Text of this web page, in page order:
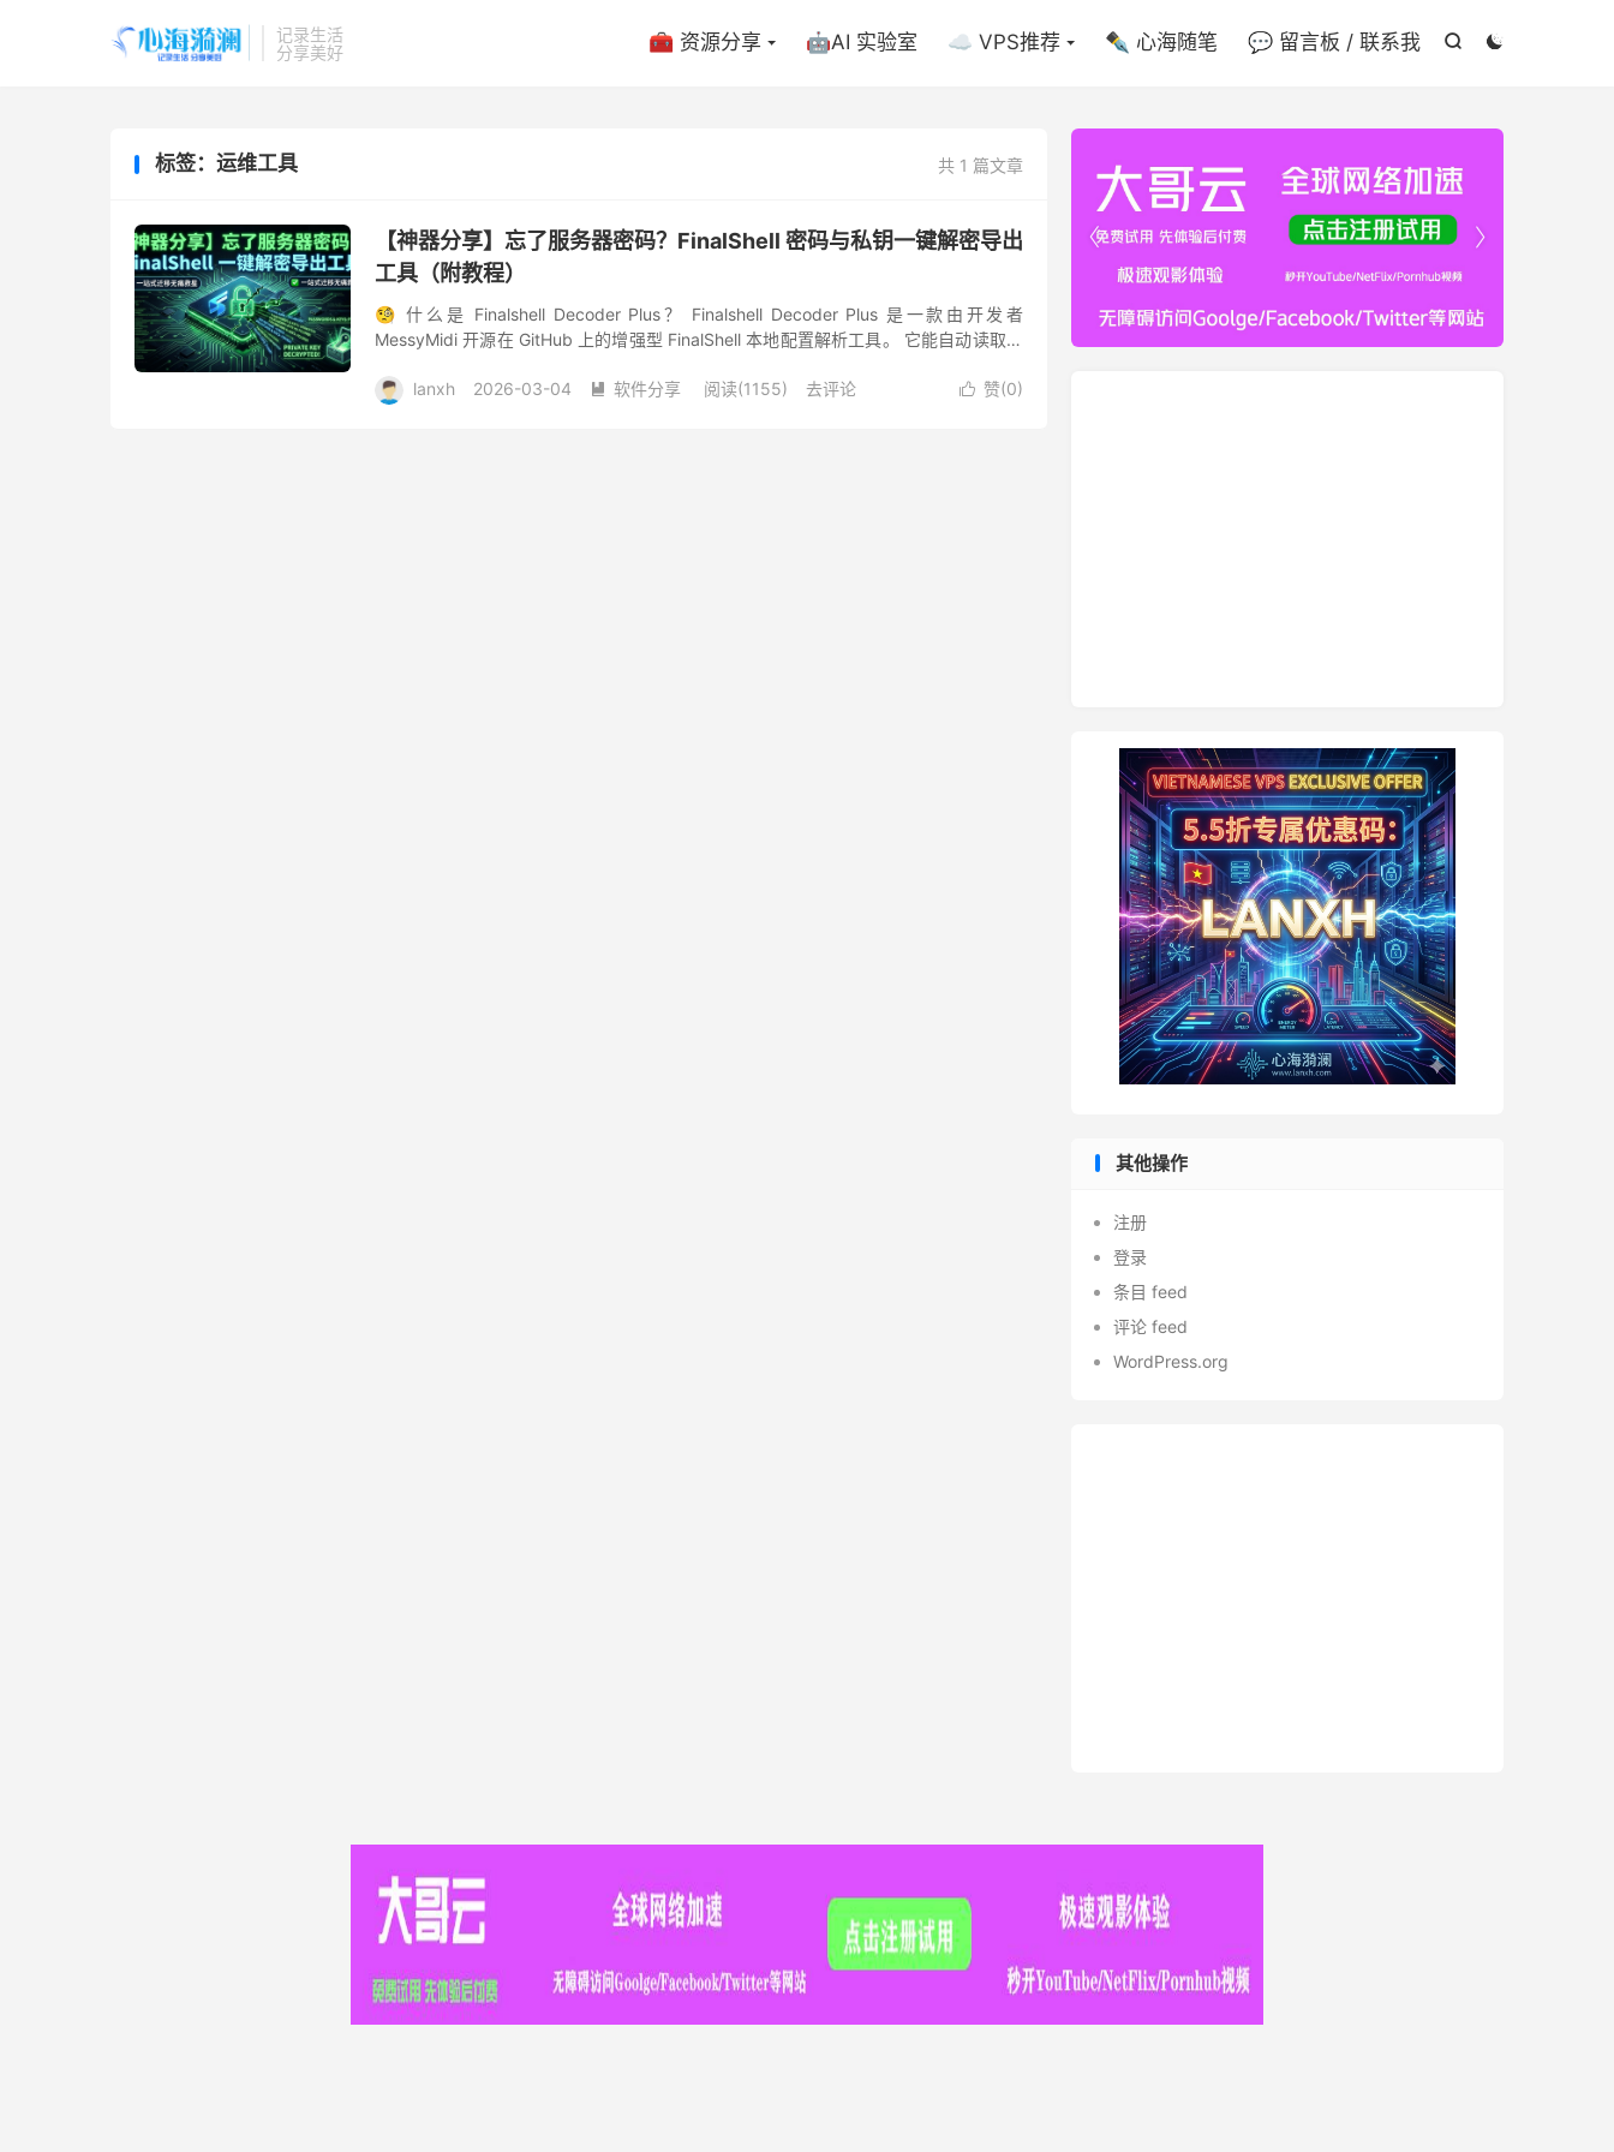
记录生活
分享美好


🧰 资源分享 🤖AI 实验室 ☁️ VPS推荐 ✒️ 心海随笔 💬 留言板 / 联系我
共 1 篇文章
标签：运维工具
【神器分享】忘了服务器密码？FinalShell 密码与私钥一键解密导出
工具（附教程）
🧐 什么是 Finalshell Decoder Plus？ Finalshell Decoder Plus 是一款由开发者
MessyMidi 开源在 GitHub 上的增强型 FinalShell 本地配置解析工具。 它能自动读取你
 赞(0)
lanxh 2026-03-04  软件分享 阅读(1155) 去评论


其他操作
注册
登录
条目 feed
评论 feed
WordPress.org